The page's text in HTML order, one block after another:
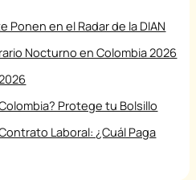
Ponen en el Radar de la DIAN
Nocturno en Colombia 2026
Protege tu Bolsillo
Laboral: ¿Cuál Paga